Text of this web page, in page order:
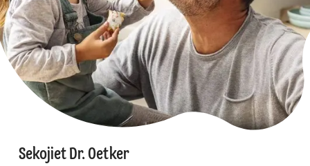
Sekojiet Dr. Oetker